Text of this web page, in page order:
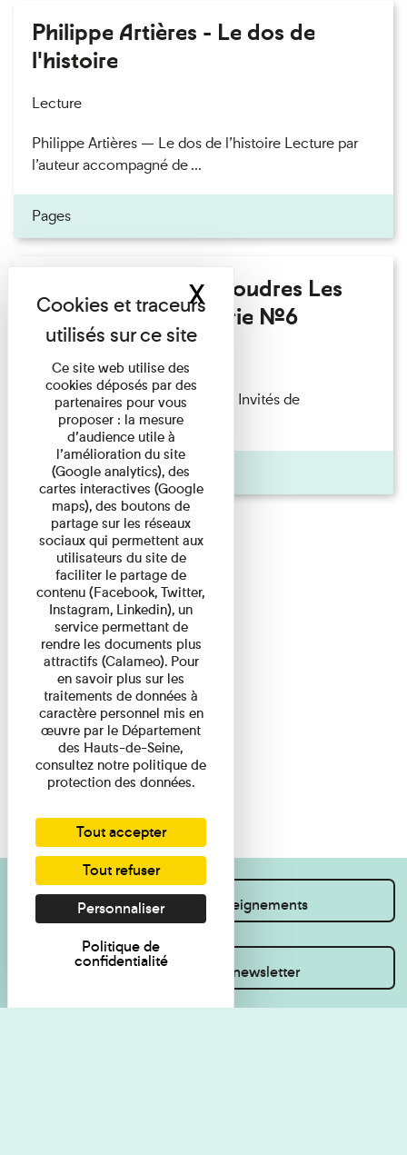
Philippe Artières - Le dos de
l'histoire
Lecture
Philippe Artières — Le dos de l’histoire Lecture par
l’auteur accompagné de ...
Pages
Fanny Taillandier - Foudres Les
Invités de l’Imprimerie n°6
Lecture
Fanny Taillandier – Foudres Les Invités de
l’Imprimerie n°6 Lecture ...
Pages
Je souhaite des renseignements
Inscrivez-vous à la newsletter
Ce site web utilise des
cookies déposés par des
partenaires pour vous
proposer : la mesure
d’audience utile à
l’amélioration du site
(Google analytics), des
cartes interactives (Google
maps), des boutons de
partage sur les réseaux
sociaux qui permettent aux
utilisateurs du site de
faciliter le partage de
contenu (Facebook, Twitter,
Instagram, Linkedin), un
service permettant de
rendre les documents plus
attractifs (Calameo). Pour
en savoir plus sur les
traitements de données à
caractère personnel mis en
œuvre par le Département
des Hauts-de-Seine,
consultez notre politique de
protection des données.
Tout accepter
Tout refuser
Personnaliser
Politique de
confidentialité
XMasquer le